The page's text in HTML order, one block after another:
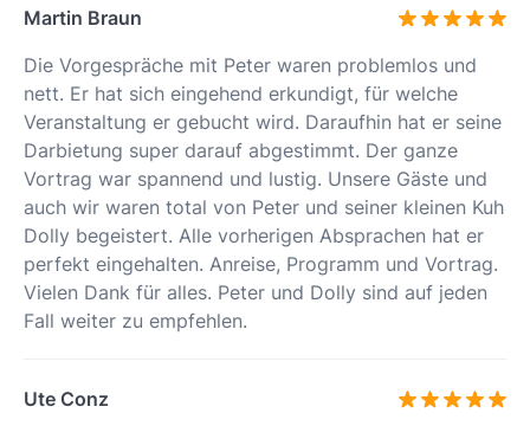
Martin Braun
Die Vorgespräche mit Peter waren problemlos und
nett. Er hat sich eingehend erkundigt, für welche
Veranstaltung er gebucht wird. Daraufhin hat er seine
Darbietung super darauf abgestimmt. Der ganze
Vortrag war spannend und lustig. Unsere Gäste und
auch wir waren total von Peter und seiner kleinen Kuh
Dolly begeistert. Alle vorherigen Absprachen hat er
perfekt eingehalten. Anreise, Programm und Vortrag.
Vielen Dank für alles. Peter und Dolly sind auf jeden
Fall weiter zu empfehlen.
Ute Conz